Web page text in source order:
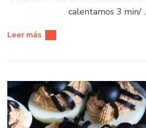
calentamos 3 min/
Leer más